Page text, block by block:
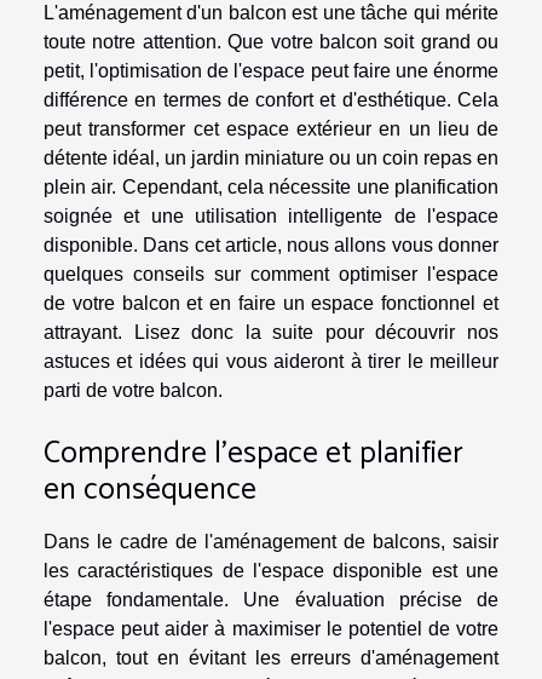
L'aménagement d'un balcon est une tâche qui mérite
toute notre attention. Que votre balcon soit grand ou
petit, l'optimisation de l'espace peut faire une énorme
différence en termes de confort et d'esthétique. Cela
peut transformer cet espace extérieur en un lieu de
détente idéal, un jardin miniature ou un coin repas en
plein air. Cependant, cela nécessite une planification
soignée et une utilisation intelligente de l'espace
disponible. Dans cet article, nous allons vous donner
quelques conseils sur comment optimiser l'espace
de votre balcon et en faire un espace fonctionnel et
attrayant. Lisez donc la suite pour découvrir nos
astuces et idées qui vous aideront à tirer le meilleur
parti de votre balcon.
Comprendre l'espace et planifier
en conséquence
Dans le cadre de l'aménagement de balcons, saisir
les caractéristiques de l'espace disponible est une
étape fondamentale. Une évaluation précise de
l'espace peut aider à maximiser le potentiel de votre
balcon, tout en évitant les erreurs d'aménagement